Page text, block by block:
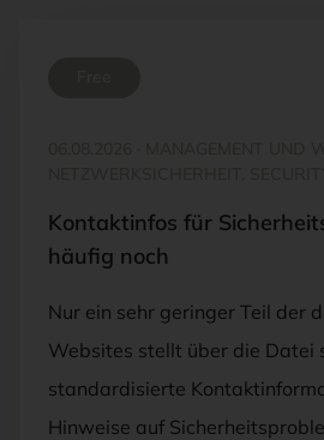
Kontaktinfos für
häufig noch
Nur ein sehr geringer Teil der
Websites stellt über die Datei
standardisierte
Hinweise auf